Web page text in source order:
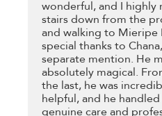
wonderful, and I
stairs down from the
and walking to Mieripe
special thanks to
separate mention. He
absolutely magical.
the last, he was
helpful, and he
genuine care and